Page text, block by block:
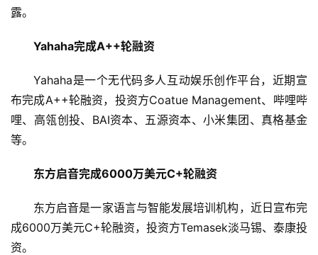
公
创
投
数
据
学
院
露。
Yahaha完成A++轮融资
Yahaha是一个无代码多人互动娱乐创作平台，近期宣
布完成A++轮融资，投资方Coatue Management、哔哩哔
哩、高瓴创投、BAI资本、五源资本、小米集团、真格基金
等。
东方启音完成6000万美元C+轮融资
东方启音是一家语言与智能发展培训机构，近日宣布完
成6000万美元C+轮融资，投资方Temasek淡马锡、泰康投
资。